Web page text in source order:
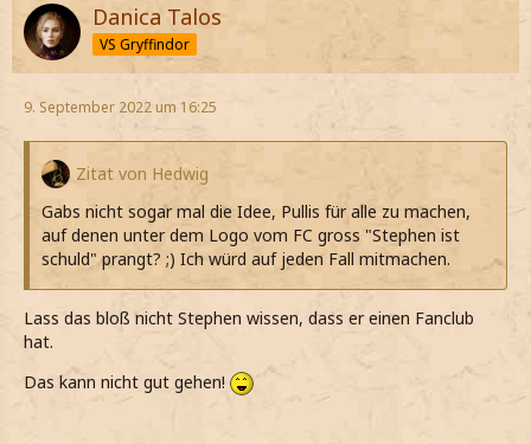
Danica Talos
VS Gryffindor
9. September 2022 um 16:25
Zitat von Hedwig
Gabs nicht sogar mal die Idee, Pullis für alle zu machen,
auf denen unter dem Logo vom FC gross "Stephen ist
schuld" prangt? ;) Ich würd auf jeden Fall mitmachen.
Lass das bloß nicht Stephen wissen, dass er einen Fanclub
hat.
Das kann nicht gut gehen!